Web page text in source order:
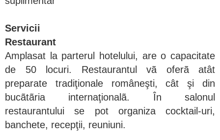
Servicii
Restaurant
Amplasat la parterul hotelului, are o capacitate
de 50 locuri. Restaurantul vã oferã atât
preparate tradiţionale româneşti, cât şi din
bucãtãria internaţionalã. În salonul
restaurantului se pot organiza cocktail-uri,
banchete, recepţii, reuniuni.